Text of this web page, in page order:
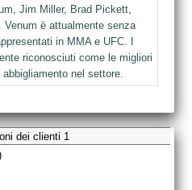
Jim Miller, Brad Pickett,
è attualmente senza
in MMA e UFC. I
riconosciuti come le migliori
nel settore.
dei clienti 1